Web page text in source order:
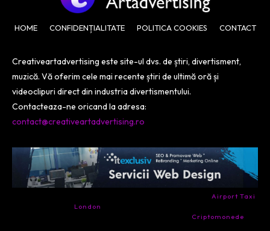
HOME CONFIDENȚIALITATE POLITICA COOKIES CONTACT
Creativeartadvertising este site-ul dvs. de știri, divertisment,
muzică. Vă oferim cele mai recente știri de ultimă oră și
videoclipuri direct din industria divertismentului.
Contacteaza-ne oricand la adresa:
contact@creativeartadvertising.ro
Airport Taxi
London
Criptomonede